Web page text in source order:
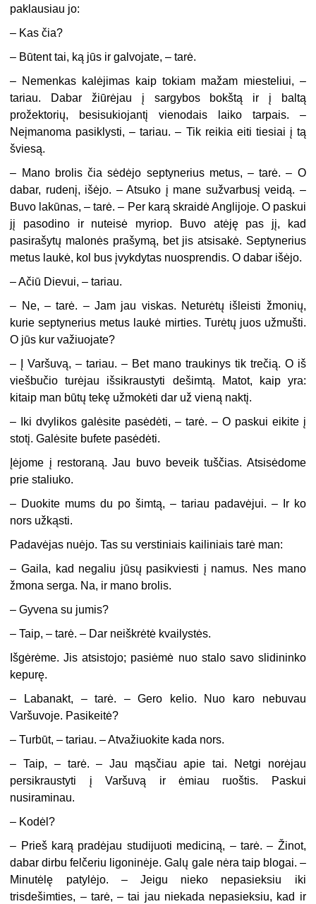
paklausiau jo:
– Kas čia?
– Būtent tai, ką jūs ir galvojate, – tarė.
– Nemenkas kalėjimas kaip tokiam mažam miesteliui, –
tariau. Dabar žiūrėjau į sargybos bokštą ir į baltą
prožektorių, besisukiojantį vienodais laiko tarpais. –
Neįmanoma pasiklysti, – tariau. – Tik reikia eiti tiesiai į tą
šviesą.
– Mano brolis čia sėdėjo septynerius metus, – tarė. – O
dabar, rudenį, išėjo. – Atsuko į mane sužvarbusį veidą. –
Buvo lakūnas, – tarė. – Per karą skraidė Anglijoje. O paskui
jį pasodino ir nuteisė myriop. Buvo atėję pas jį, kad
pasirašytų malonės prašymą, bet jis atsisakė. Septynerius
metus laukė, kol bus įvykdytas nuosprendis. O dabar išėjo.
– Ačiū Dievui, – tariau.
– Ne, – tarė. – Jam jau viskas. Neturėtų išleisti žmonių,
kurie septynerius metus laukė mirties. Turėtų juos užmušti.
O jūs kur važiuojate?
– Į Varšuvą, – tariau. – Bet mano traukinys tik trečią. O iš
viešbučio turėjau išsikraustyti dešimtą. Matot, kaip yra:
kitaip man būtų tekę užmokėti dar už vieną naktį.
– Iki dvylikos galėsite pasėdėti, – tarė. – O paskui eikite į
stotį. Galėsite bufete pasėdėti.
Įėjome į restoraną. Jau buvo beveik tuščias. Atsisėdome
prie staliuko.
– Duokite mums du po šimtą, – tariau padavėjui. – Ir ko
nors užkąsti.
Padavėjas nuėjo. Tas su verstiniais kailiniais tarė man:
– Gaila, kad negaliu jūsų pasikviesti į namus. Nes mano
žmona serga. Na, ir mano brolis.
– Gyvena su jumis?
– Taip, – tarė. – Dar neiškrėtė kvailystės.
Išgėrėme. Jis atsistojo; pasiėmė nuo stalo savo slidininko
kepurę.
– Labanakt, – tarė. – Gero kelio. Nuo karo nebuvau
Varšuvoje. Pasikeitė?
– Turbūt, – tariau. – Atvažiuokite kada nors.
– Taip, – tarė. – Jau mąsčiau apie tai. Netgi norėjau
persikraustyti į Varšuvą ir ėmiau ruoštis. Paskui
nusiraminau.
– Kodėl?
– Prieš karą pradėjau studijuoti mediciną, – tarė. – Žinot,
dabar dirbu felčeriu ligoninėje. Galų gale nėra taip blogai. –
Minutėlę patylėjo. – Jeigu nieko nepasieksiu iki
trisdešimties, – tarė, – tai jau niekada nepasieksiu, kad ir